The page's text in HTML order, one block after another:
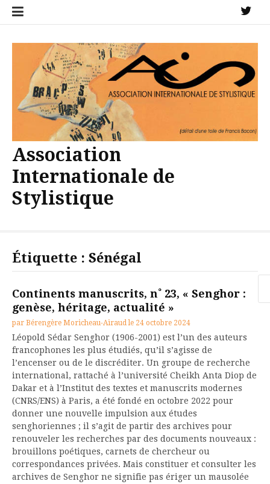
Aller
Association
Internationale de
Stylistique
Étiquette : Sénégal
Continents manuscrits, n˚ 23, « Senghor :
genèse, héritage, actualité »
par Bérengère Moricheau-Airaud le 24 octobre 2024
Léopold Sédar Senghor (1906-2001) est l’un des auteurs
francophones les plus étudiés, qu’il s’agisse de
l’encenser ou de le discréditer. Un groupe de recherche
international, rattaché à l’université Cheikh Anta Diop de
Dakar et à l’Institut des textes et manuscrits modernes
(CNRS/ENS) à Paris, a été fondé en octobre 2022 pour
donner une nouvelle impulsion aux études
senghoriennes ; il s’agit de partir des archives pour
renouveler les recherches par des documents nouveaux :
brouillons poétiques, carnets de chercheur ou
correspondances privées. Mais constituer et consulter les
archives de Senghor ne signifie pas ériger un mausolée